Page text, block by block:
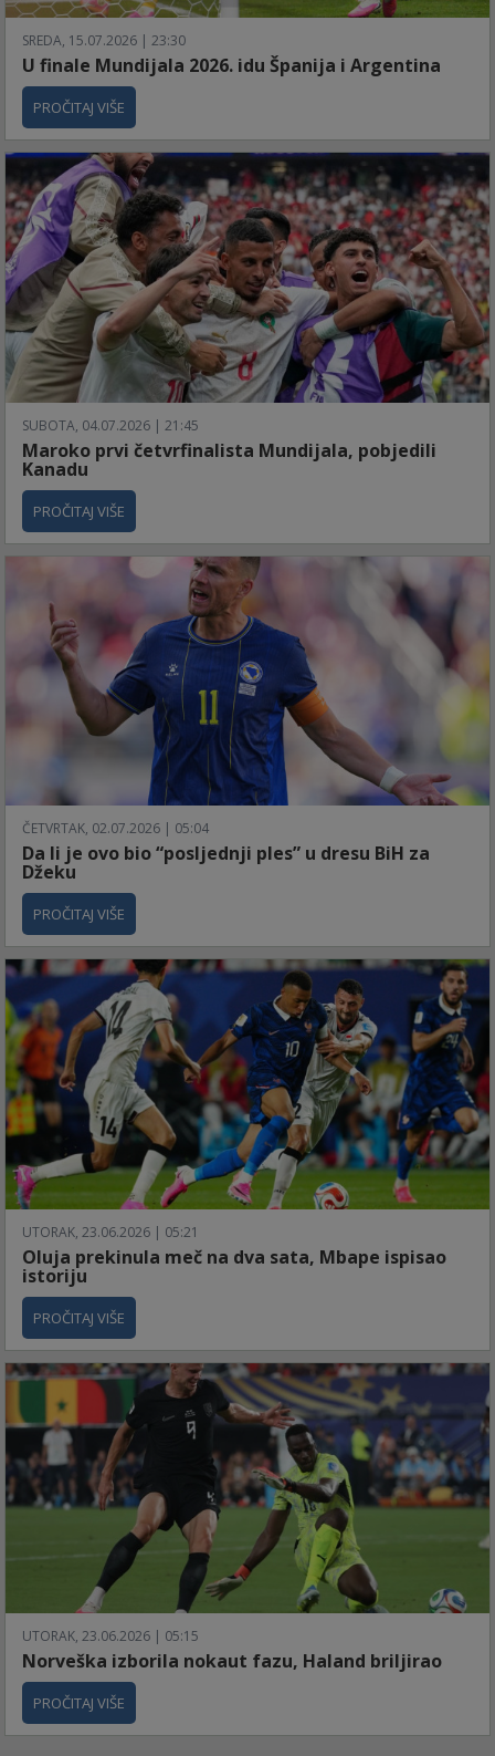
SREDA, 15.07.2026 | 23:30
U finale Mundijala 2026. idu Španija i Argentina
PROČITAJ VIŠE
SUBOTA, 04.07.2026 | 21:45
Maroko prvi četvrfinalista Mundijala, pobjedili
Kanadu
PROČITAJ VIŠE
ČETVRTAK, 02.07.2026 | 05:04
Da li je ovo bio “posljednji ples” u dresu BiH za
Džeku
PROČITAJ VIŠE
UTORAK, 23.06.2026 | 05:21
Oluja prekinula meč na dva sata, Mbape ispisao
istoriju
PROČITAJ VIŠE
UTORAK, 23.06.2026 | 05:15
Norveška izborila nokaut fazu, Haland briljirao
PROČITAJ VIŠE